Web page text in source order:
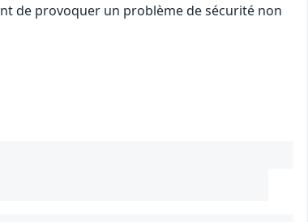
de provoquer un problème de sécurité non